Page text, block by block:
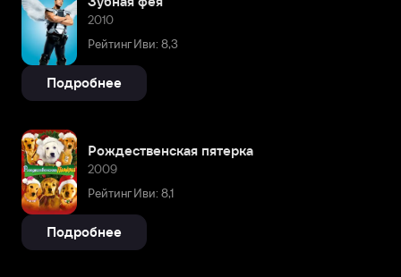
2010
Рейтинг Иви: 8,3
Подробнее
Рождественская пятерка
2009
Рейтинг Иви: 8,1
Подробнее